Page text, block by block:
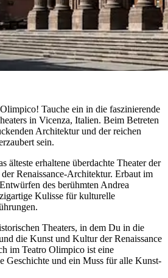
Tauche ein in die faszinierende
in Vicenza, Italien. Beim Betreten
Architektur und der reichen
sein.
älteste erhaltene überdachte Theater der
Renaissance-Architektur. Erbaut im
des berühmten Andrea
Kulisse für kulturelle
Theaters, in dem Du in die
die Kunst und Kultur der Renaissance
im Teatro Olimpico ist eine
Geschichte und ein Muss für alle Kunst-